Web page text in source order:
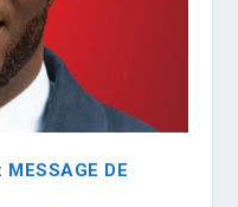
DE